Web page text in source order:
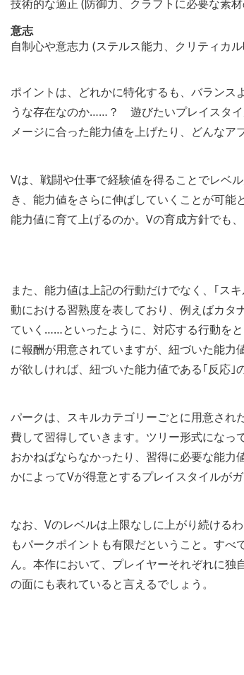
技術的な適正 (防御力、クラフトに必要な素
意志
自制心や意志力 (ステルス能力、クリティカ
ポイントは、どれかに特化するも、バランス
うな存在なのか……？ 遊びたいプレイスタイ
メージに合った能力値を上げたり、どんなア
Vは、戦闘や仕事で経験値を得ることでレベ
き、能力値をさらに伸ばしていくことが可
能力値に育て上げるのか。Vの育成方針でも
また、能力値は上記の行動だけでなく、｢ス
動における習熟度を表しており、例えばカタ
ていく……といったように、対応する行動を
に報酬が用意されていますが、紐づいた能
が欲しければ、紐づいた能力値である｢反応｣
パークは、スキルカテゴリーごとに用意さ
費して習得していきます。ツリー形式にな
おかねばならなかったり、習得に必要な能
かによってVが得意とするプレイスタイルが
なお、Vのレベルは上限なしに上がり続ける
もパークポイントも有限だということ。す
ん。本作において、プレイヤーそれぞれに独
の面にも表れていると言えるでしょう。